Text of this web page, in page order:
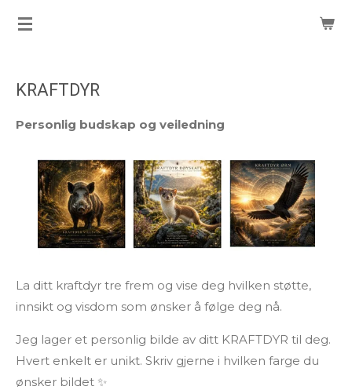
Gå
KRAFTDYR
Personlig budskap og veiledning
La ditt kraftdyr tre frem og vise deg hvilken støtte,
innsikt og visdom som ønsker å følge deg nå.
Jeg lager et personlig bilde av ditt KRAFTDYR til deg.
Hvert enkelt er unikt. Skriv gjerne i hvilken farge du
ønsker bildet ✨